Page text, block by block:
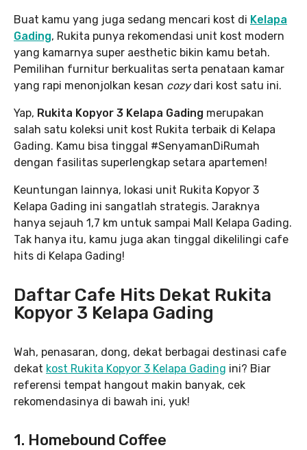
Buat kamu yang juga sedang mencari kost di Kelapa
Gading, Rukita punya rekomendasi unit kost modern
yang kamarnya super aesthetic bikin kamu betah.
Pemilihan furnitur berkualitas serta penataan kamar
yang rapi menonjolkan kesan cozydari kost satu ini.
Yap, Rukita Kopyor 3 Kelapa Gading merupakan
salah satu koleksi unit kost Rukita terbaik di Kelapa
Gading. Kamu bisa tinggal #SenyamanDiRumah
dengan fasilitas superlengkap setara apartemen!
Keuntungan lainnya, lokasi unit Rukita Kopyor 3
Kelapa Gading ini sangatlah strategis. Jaraknya
hanya sejauh 1,7 km untuk sampai Mall Kelapa Gading.
Tak hanya itu, kamu juga akan tinggal dikelilingi cafe
hits di Kelapa Gading!
Daftar Cafe Hits Dekat Rukita
Kopyor 3 Kelapa Gading
Wah, penasaran, dong, dekat berbagai destinasi cafe
dekat kost Rukita Kopyor 3 Kelapa Gading ini? Biar
referensi tempat hangout makin banyak, cek
rekomendasinya di bawah ini, yuk!
1. Homebound Coffee